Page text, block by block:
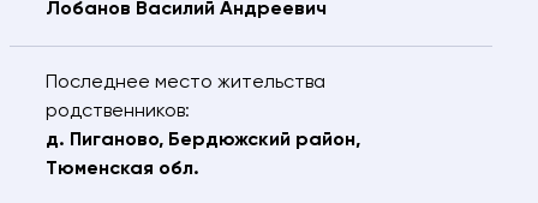
Лобанов Василий Андреевич
Последнее место жительства
родственников:
д. Пиганово, Бердюжский район,
Тюменская обл.
Свяжитесь с нами – мы
поможем найти: